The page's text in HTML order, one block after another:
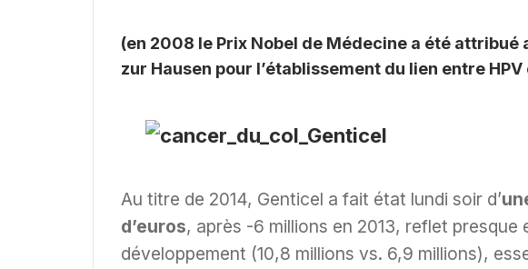
(en 2008 le Prix Nobel de Médecine a été
zur Hausen pour l’établissement du lien entre
Au titre de 2014, Genticel a fait état lundi soir d’
d’euros, après -6 millions en 2013, reflet
développement (10,8 millions vs. 6,9 millions),